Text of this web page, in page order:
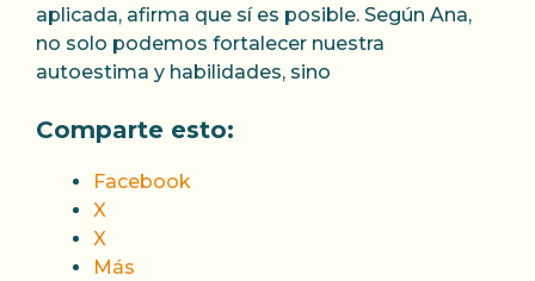
aplicada, afirma que sí es posible. Según Ana,
no solo podemos fortalecer nuestra
autoestima y habilidades, sino
Comparte esto:
Facebook
X
X
Más